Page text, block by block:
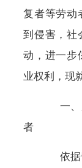
复者等劳动
到侵害，社
动，进一步
业权利，现
一、
者
依据